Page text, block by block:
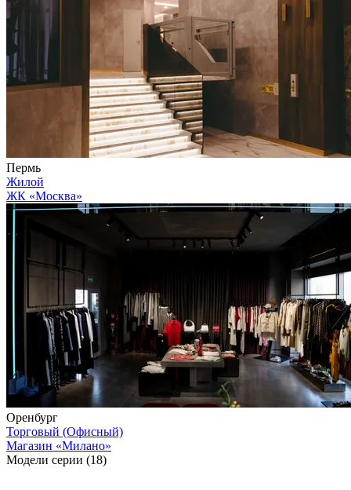
Пермь
Жилой
ЖК «Москва»
Оренбург
Торговый (Офисный)
Магазин «Милано»
Модели серии (18)